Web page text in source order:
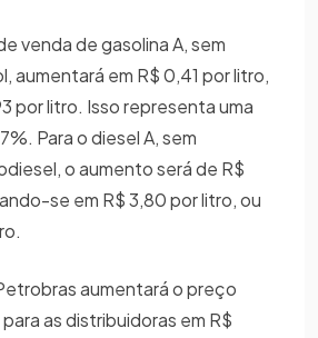
venda de gasolina A, sem
aumentará em R$ 0,41 por litro,
por litro. Isso representa uma
Para o diesel A, sem
o aumento será de R$
se em R$ 3,80 por litro, ou
aumentará o preço
as distribuidoras em R$